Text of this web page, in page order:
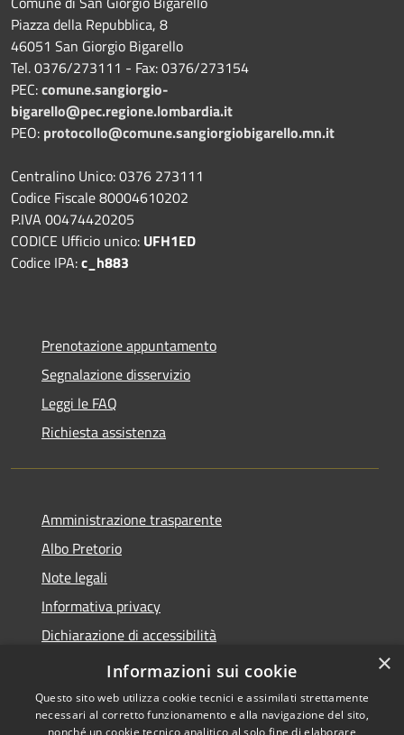
Piazza della Repubblica, 8
46051 San Giorgio Bigarello
Tel. 0376/273111 - Fax: 0376/273154
PEC:comune.sangiorgio-
bigarello@pec.regione.lombardia.it
PEO: protocollo@comune.sangiorgiobigarello.mn.it
Centralino Unico: 0376 273111
Codice Fiscale 80004610202
P.IVA 00474420205
CODICE Ufficio unico: UFH1ED
Codice IPA:c_h883
Prenotazione appuntamento
Segnalazione disservizio
Leggi le FAQ
Richiesta assistenza
Amministrazione trasparente
Albo Pretorio
Note legali
Informativa privacy
Dichiarazione di accessibilità
Obiettivi di accessibilità
×
Informazioni sui cookie
Questo sito web utilizza cookie tecnici e assimilati strettamente
necessari al corretto funzionamento e alla navigazione del sito,
nonché un cookie tecnico analitico al solo fine di elaborare